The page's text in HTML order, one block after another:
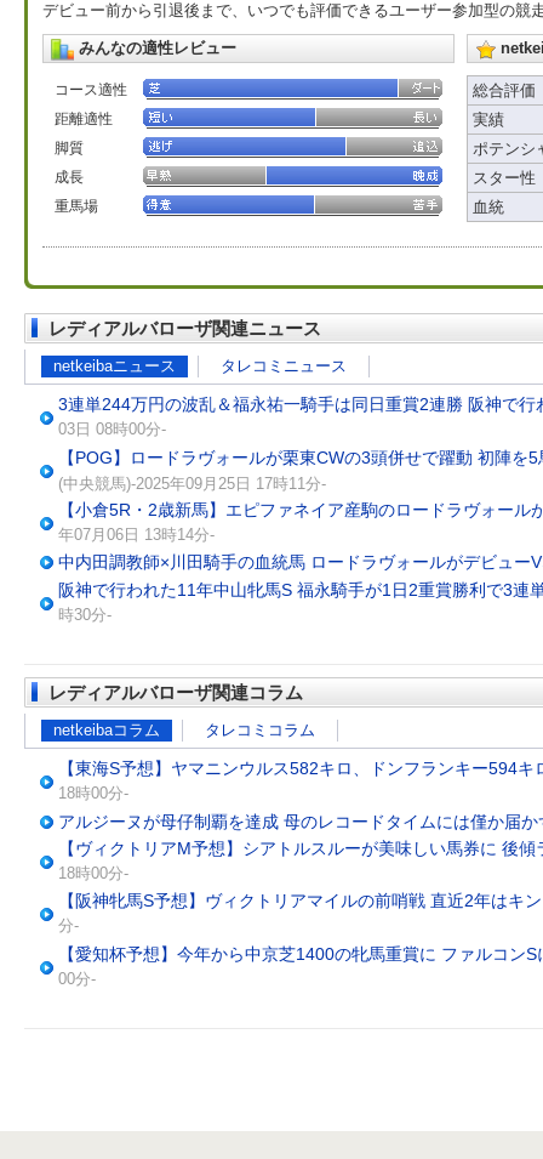
デビュー前から引退後まで、いつでも評価できるユーザー参加型の競
みんなの適性レビュー
コース適性
距離適性
脚質
成長
重馬場
総合評価
実績
ポテンシ
スター性
血統
レディアルバローザ関連ニュース
netkeibaニュース タレコミニュース
3連単244万円の波乱＆福永祐一騎手は同日重賞2連勝 阪神で行
03日 08時00分-
【POG】ロードラヴォールが栗東CWの3頭併せで躍動 初陣
(中央競馬)-2025年09月25日 17時11分-
【小倉5R・2歳新馬】エピファネイア産駒のロードラヴォー
年07月06日 13時14分-
中内田調教師×川田騎手の血統馬 ロードラヴォールがデビュー
阪神で行われた11年中山牝馬S 福永騎手が1日2重賞勝利で3連
時30分-
レディアルバローザ関連コラム
netkeibaコラム タレコミコラム
【東海S予想】ヤマニンウルス582キロ、ドンフランキー594
18時00分-
アルジーヌが母仔制覇を達成 母のレコードタイムには僅か届か
【ヴィクトリアM予想】シアトルスルーが美味しい馬券に 後
18時00分-
【阪神牝馬S予想】ヴィクトリアマイルの前哨戦 直近2年はキ
分-
【愛知杯予想】今年から中京芝1400の牝馬重賞に ファルコン
00分-